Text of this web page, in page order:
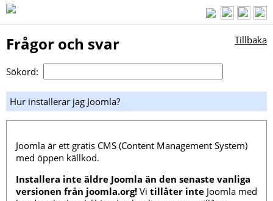
Frågor och svar Tillbaka
Sökord:
Hur installerar jag Joomla?
Joomla är ett gratis CMS (Content Management System)
med öppen källkod.
Installera inte äldre Joomla än den senaste vanliga
versionen från joomla.org! Vi tillåter inte Joomla med